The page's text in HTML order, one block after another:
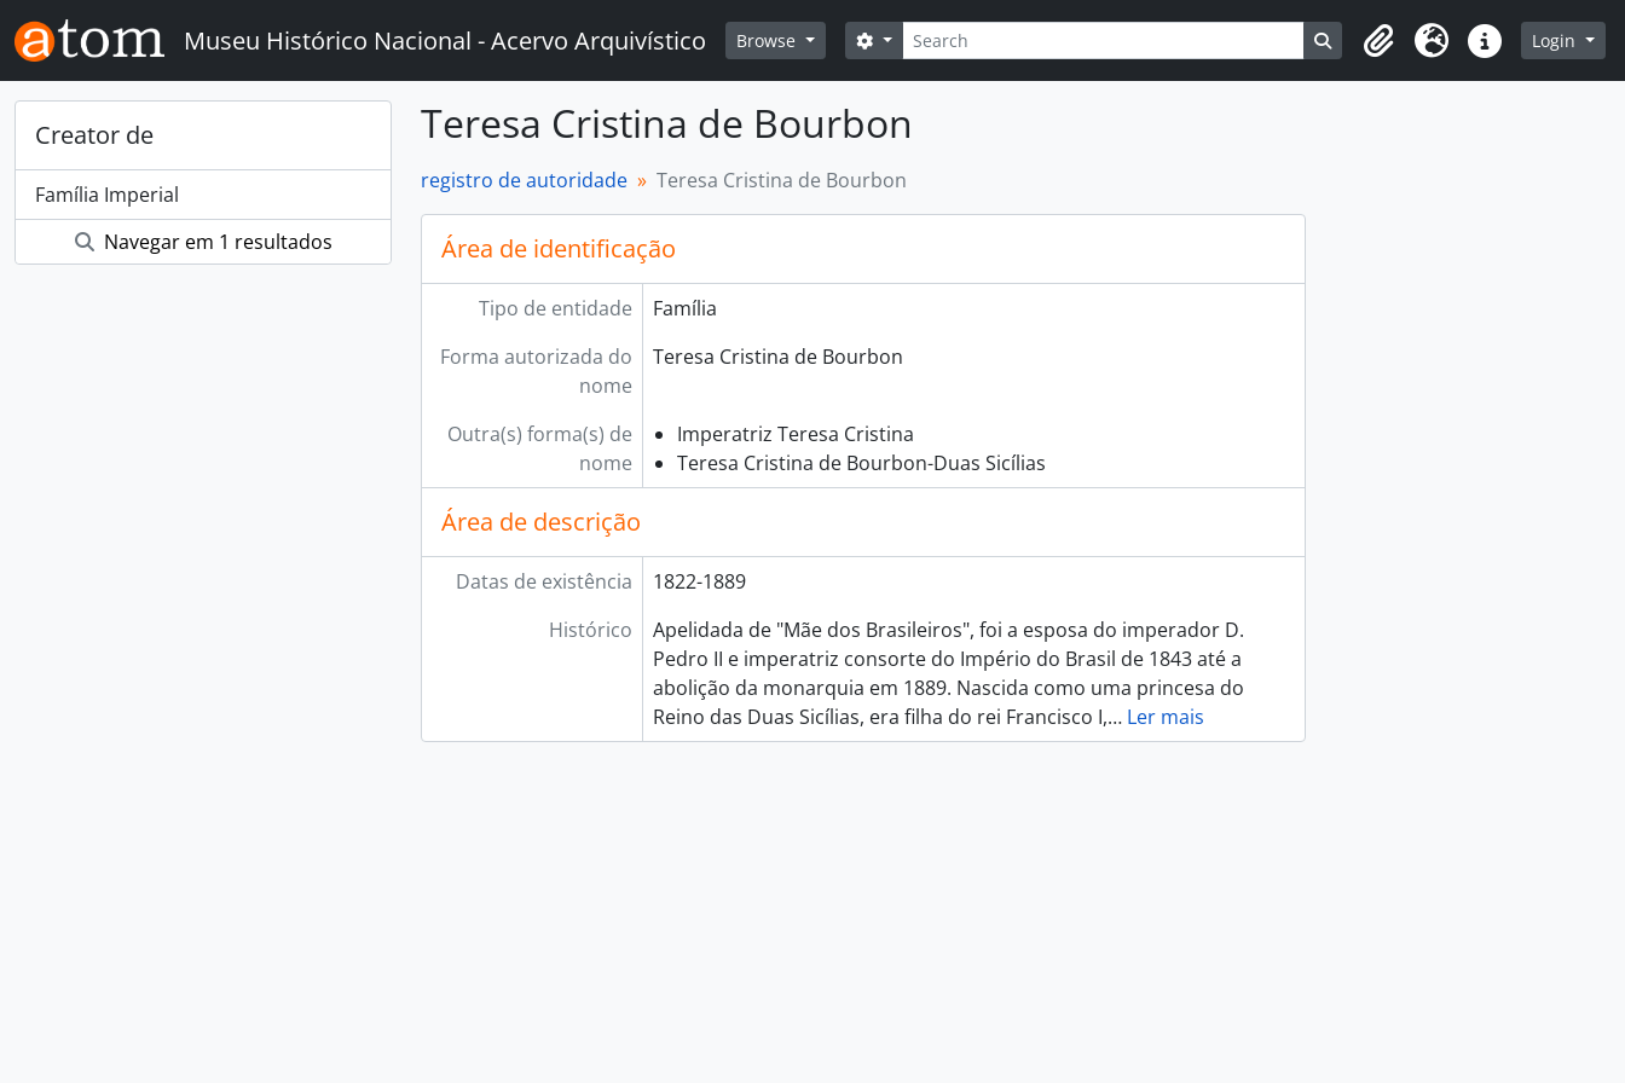
Skip to main content
Museu Histórico Nacional - Acervo Arquivístico Browse Buscar
Opções de busca Busque na página de navegação
Clipboard
Idioma Atalhos Login
Creator de
Família Imperial
Navegar em 1 resultados
Teresa Cristina de Bourbon
registro de autoridade Teresa Cristina de Bourbon
Área de identificação
Tipo de entidade
Família
Forma autorizada do
nome
Teresa Cristina de Bourbon
Outra(s) forma(s) de
nome
Imperatriz Teresa Cristina
Teresa Cristina de Bourbon-Duas Sicílias
Área de descrição
Datas de existência
1822-1889
Histórico
Apelidada de "Mãe dos Brasileiros", foi a esposa do imperador D.
Pedro II e imperatriz consorte do Império do Brasil de 1843 até a
abolição da monarquia em 1889. Nascida como uma princesa do
Reino das Duas Sicílias, era filha do rei Francisco I,… Ler mais